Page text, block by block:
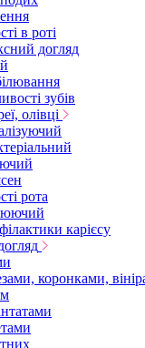
в роті
догляд
зубів
олівці
рота
карієсу
коронками,